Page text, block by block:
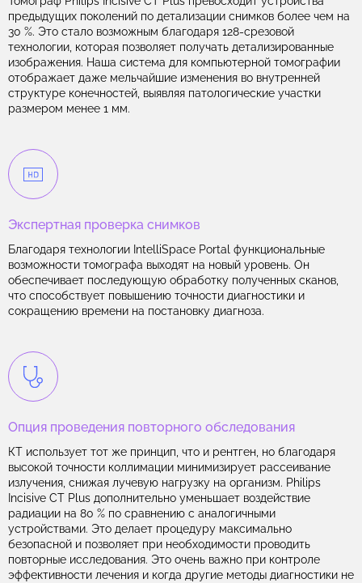
предыдущих поколений по детализации снимков более чем на
30 %. Это стало возможным благодаря 128-срезовой
технологии, которая позволяет получать детализированные
изображения. Наша система для компьютерной томографии
отображает даже мельчайшие изменения во внутренней
структуре конечностей, выявляя патологические участки
размером менее 1 мм.
Экспертная проверка снимков
Благодаря технологии IntelliSpace Portal функциональные
возможности томографа выходят на новый уровень. Он
обеспечивает последующую обработку полученных сканов,
что способствует повышению точности диагностики и
сокращению времени на постановку диагноза.
Опция проведения повторного обследования
КТ использует тот же принцип, что и рентген, но благодаря
высокой точности коллимации минимизирует рассеивание
излучения, снижая лучевую нагрузку на организм. Philips
Incisive CT Plus дополнительно уменьшает воздействие
радиации на 80 % по сравнению с аналогичными
устройствами. Это делает процедуру максимально
безопасной и позволяет при необходимости проводить
повторные исследования. Это очень важно при контроле
эффективности лечения и когда другие методы диагностики не